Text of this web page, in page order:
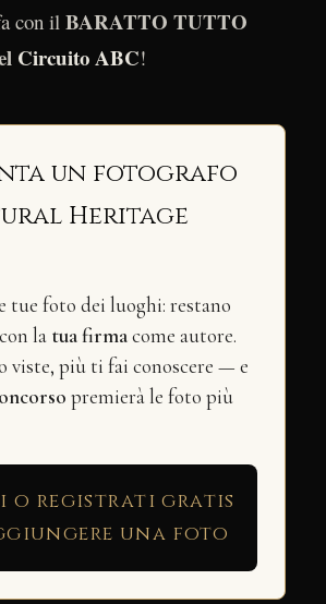
con il BARATTO TUTTO
Circuito ABC!
un fotografo
Heritage
tue foto dei luoghi: restano
la tua firmacome autore.
viste, più ti fai conoscere — e
premierà le foto più
o registrati gratis
una foto